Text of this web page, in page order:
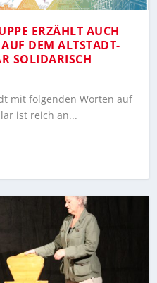
ERZÄHLT AUCH
DEM ALTSTADT-
SOLIDARISCH
mit folgenden Worten auf
ist reich an...